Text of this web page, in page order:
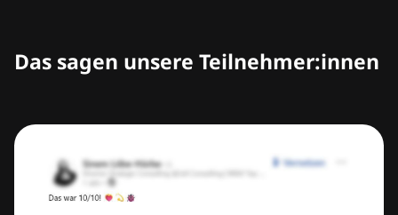
Das sagen unsere Teilnehmer:innen